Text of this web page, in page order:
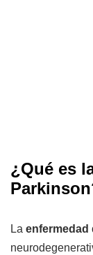
¿Qué es
La enfermedad